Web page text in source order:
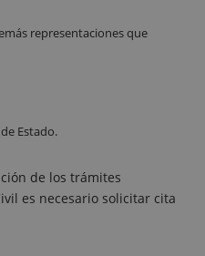
representaciones que
Estado.
de los trámites
es necesario solicitar cita